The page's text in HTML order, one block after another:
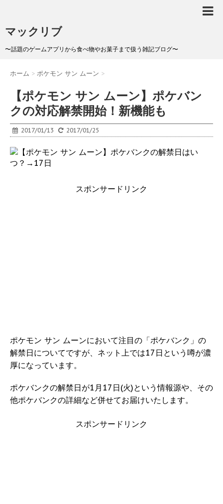
マックリブ
〜話題のゲームアプリから食べ物やお菓子まで扱う雑記ブログ〜
ホーム > ポケモン サン ムーン >
【ポケモン サン ムーン】ポケバン
クの対応解禁開始！新機能も
2017/01/13 2017/01/25
スポンサードリンク
ポケモン サン ムーンにおいて注目の「ポケバンク」の
解禁日についてですが、ネット上では17日という噂が濃
厚になっています。
ポケバンクの解禁日が1月17日(火)という情報源や、その
他ポケバンクの詳細など併せてお届けいたします。
スポンサードリンク